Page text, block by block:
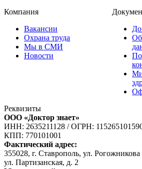
Компания
Вакансии
Охрана труда
Мы в СМИ
Новости
Реквизиты
ООО «Доктор знает»
ИНН: 2635211128 /ОГРН:
КПП: 770101001
Фактический адрес:
355028, г. Ставрополь, ул.
ул. Партизанская, д. 2